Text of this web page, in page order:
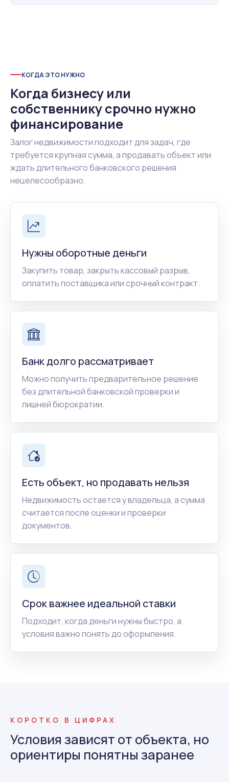
КОГДА ЭТО НУЖНО
Когда бизнесу или
собственнику срочно нужно
финансирование
Залог недвижимости подходит для задач, где
требуется крупная сумма, а продавать объект или
ждать длительного банковского решения
нецелесообразно.
Нужны оборотные деньги
Закупить товар, закрыть кассовый разрыв,
оплатить поставщика или срочный контракт.
Банк долго рассматривает
Можно получить предварительное решение
без длительной банковской проверки и
лишней бюрократии.
Есть объект, но продавать нельзя
Недвижимость остается у владельца, а сумма
считается после оценки и проверки
документов.
Срок важнее идеальной ставки
Подходит, когда деньги нужны быстро, а
условия важно понять до оформления.
КОРОТКО В ЦИФРАХ
Условия зависят от объекта, но
ориентиры понятны заранее